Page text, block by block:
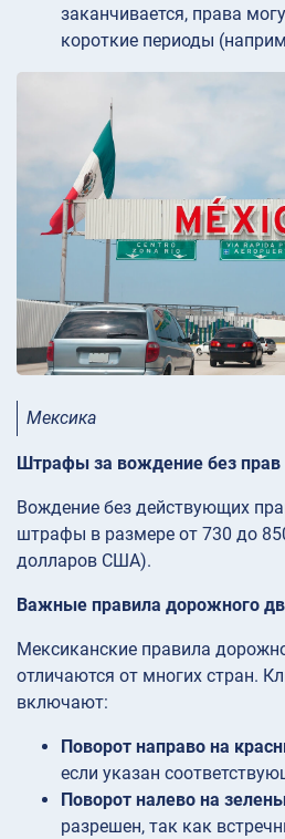
заканчивается, права
короткие периоды
Мексика
Штрафы за вождение без прав
Вождение без действующих
штрафы в размере от 730 до
долларов США).
Важные правила дорожного
Мексиканские правила
отличаются от многих стран.
включают:
Поворот направо на
если указан
Поворот налево на
разрешен, так как